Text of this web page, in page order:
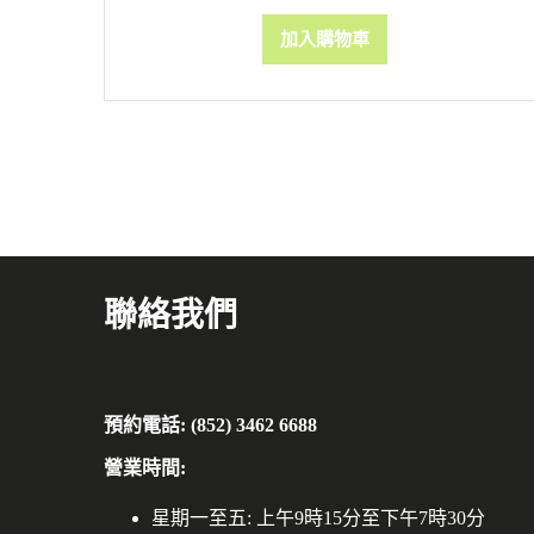
加入購物車
聯絡我們
預約電話: (852) 3462 6688
營業時間:
星期一至五: 上午9時15分至下午7時30分